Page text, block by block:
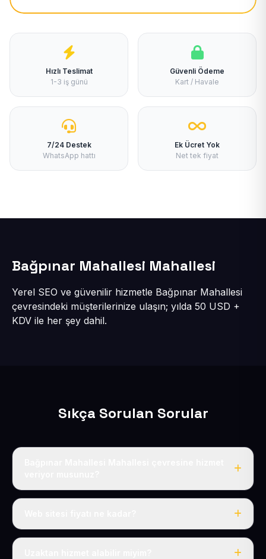
Hızlı Teslimat
1-3 iş günü
Güvenli Ödeme
Kart / Havale
7/24 Destek
WhatsApp hattı
Ek Ücret Yok
Net tek fiyat
Bağpınar Mahallesi Mahallesi
Yerel SEO ve güvenilir hizmetle Bağpınar Mahallesi
çevresindeki müşterilerinize ulaşın; yılda 50 USD +
KDV ile her şey dahil.
Sıkça Sorulan Sorular
Evet, Bağpınar Mahallesi dahil tüm Gesi ve Melikgazi
Tek fiyat: yılda 50 USD + KDV, her şey dahil.